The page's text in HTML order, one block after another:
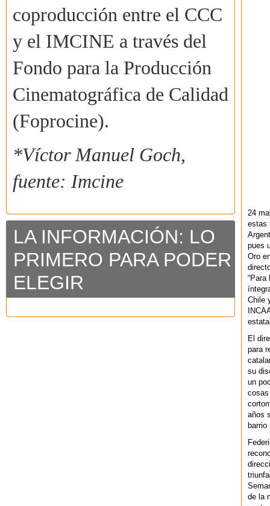
coproducción entre el CCC
y el IMCINE a través del
Fondo para la Producción
Cinematográfica de Calidad
(Foprocine).
*Víctor Manuel Goch,
fuente: Imcine
LA INFORMACIÓN: LO
PRIMERO PARA PODER
ELEGIR
24
estas
pues
Oro
“Para
Chile
El
para
su
un
cosas
años
de la